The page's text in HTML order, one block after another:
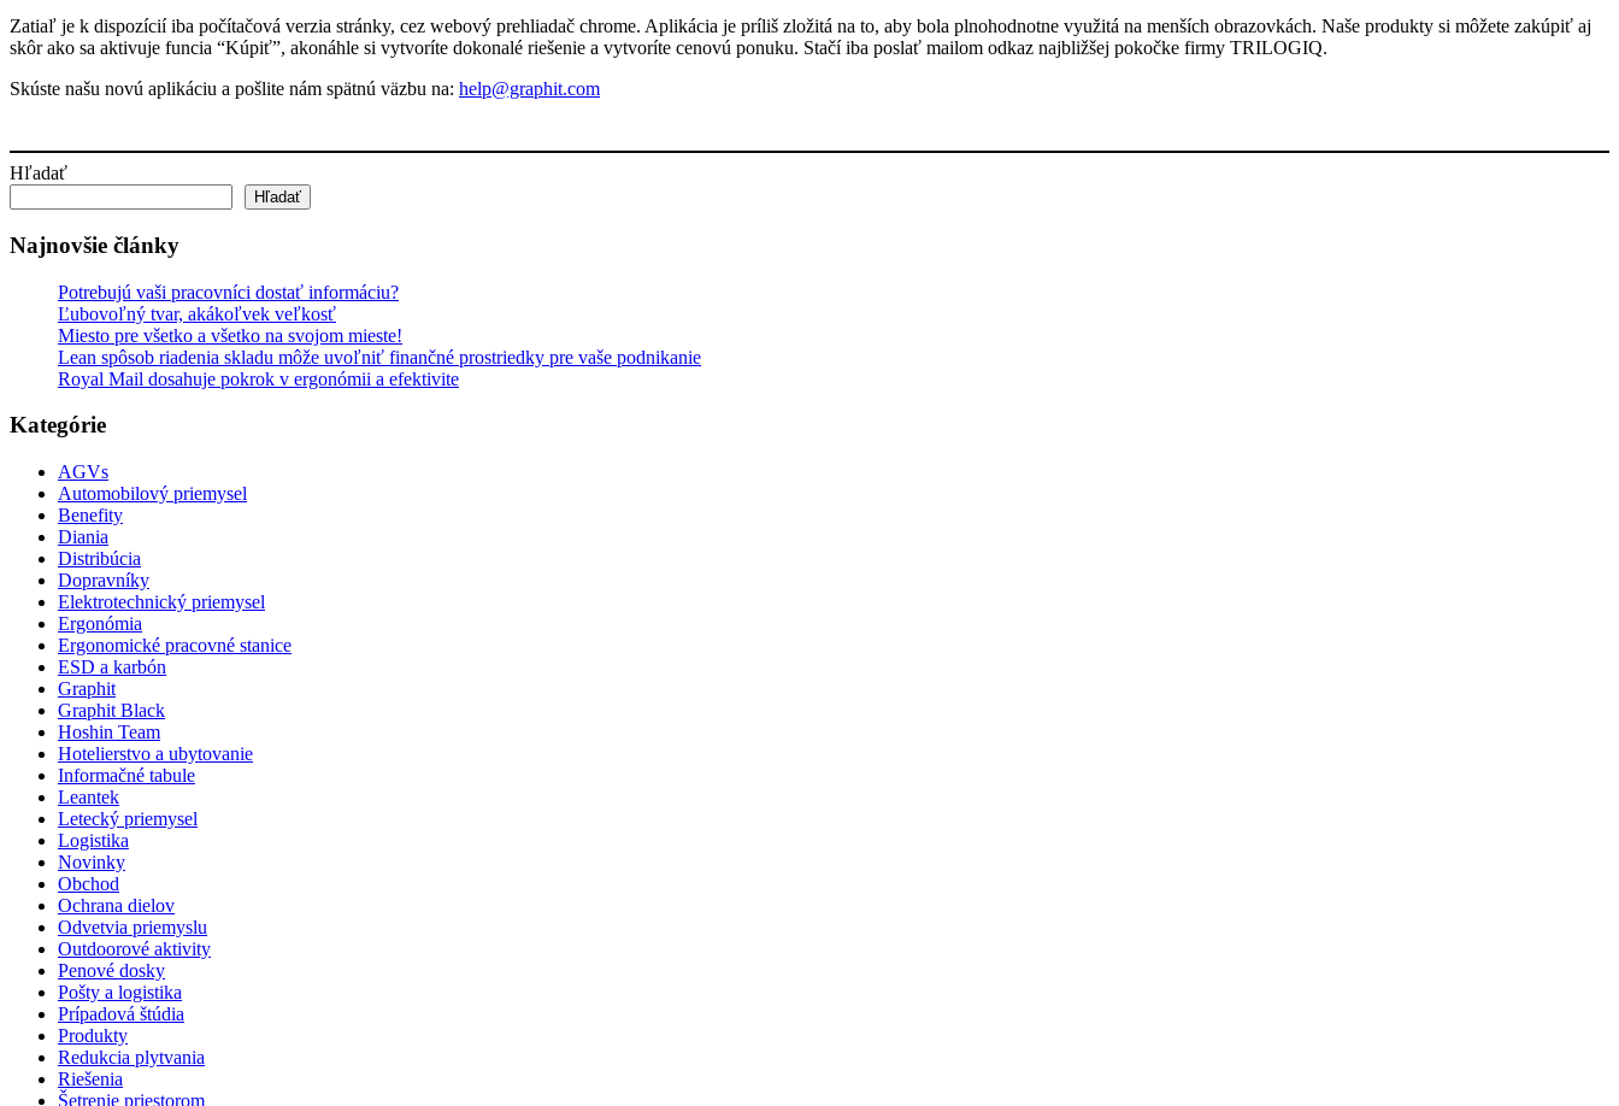
Zatiaľ je k dispozícií iba počítačová verzia stránky, cez webový prehliadač chrome. Aplikácia je príliš zložitá na to, aby bola plnohodnotne využitá na menších obrazovkách. Naše produkty si môžete zakúpiť aj
skôr ako sa aktivuje funcia “Kúpiť”, akonáhle si vytvoríte dokonalé riešenie a vytvoríte cenovú ponuku. Stačí iba poslať mailom odkaz najbližšej pokočke firmy TRILOGIQ.
Skúste našu novú aplikáciu a pošlite nám spätnú väzbu na: help@graphit.com
Hľadať
Hľadať
Najnovšie články
Potrebujú vaši pracovníci dostať informáciu?
Ľubovoľný tvar, akákoľvek veľkosť
Miesto pre všetko a všetko na svojom mieste!
Lean spôsob riadenia skladu môže uvoľniť finančné prostriedky pre vaše podnikanie
Royal Mail dosahuje pokrok v ergonómii a efektivite
Kategórie
AGVs
Automobilový priemysel
Benefity
Diania
Distribúcia
Dopravníky
Elektrotechnický priemysel
Ergonómia
Ergonomické pracovné stanice
ESD a karbón
Graphit
Graphit Black
Hoshin Team
Hotelierstvo a ubytovanie
Informačné tabule
Leantek
Letecký priemysel
Logistika
Novinky
Obchod
Ochrana dielov
Odvetvia priemyslu
Outdoorové aktivity
Penové dosky
Pošty a logistika
Prípadová štúdia
Produkty
Redukcia plytvania
Riešenia
Šetrenie priestorom